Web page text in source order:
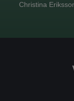
Christina